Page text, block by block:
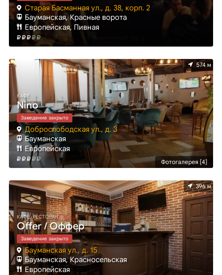
Старая Басманная ул., д. 38, корп. 2
Бауманская, Красные ворота
Европейская, Пивная
Фотогалерея [4]
574 м
КАФЕ
Nino
Заведение закрыто
Доброслободская ул., д. 3
Бауманская
Европейская
396 м
КАФЕ, РЕСТОРАН
Offer / Оффер
Заведение закрыто
Бауманская ул., д. 15
Бауманская, Красносельская
Европейская